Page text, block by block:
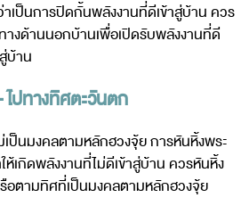
าเป็นการปิดกั้นพลังงานที่ดีเข้าสู่บ้าน ควร
างด้านนอกบ้านเพื่อเปิดรับพลังงานที่ดี
บ้าน
ปทางทิศตะวันตก
ป็นมงคลตามหลักฮวงจุ้ย การหันหิ้งพระ
เกิดพลังงานที่ไม่ดีเข้าสู่บ้าน ควรหันหิ้ง
อตามทิศที่เป็นมงคลตามหลักฮวงจุ้ย